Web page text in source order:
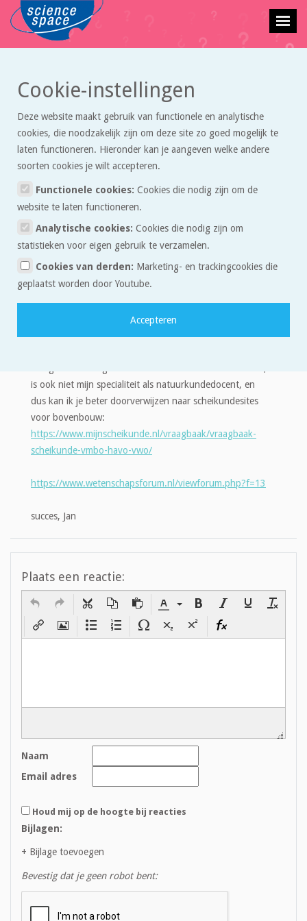
Terug naar vraagbaak overzicht
isomeren
Bhavyastelde deze vraag op 19 oktober 2020 om 15:22.
Beste mevrouw/meneer
Ik snap het verschil niet tussen keten-en plaatsisomeren.
mvg
Reacties:
Jan 20 oktober 2020 om 11:43
Dag Bhavya Rathi,
is ook niet mijn specialiteit als natuurkundedocent, en
dus kan ik je beter doorverwijzen naar scheikundesites
voor bovenbouw:
https://www.mijnscheikunde.nl/vraagbaak/vraagbaak-
scheikunde-vmbo-havo-vwo/
https://www.wetenschapsforum.nl/viewforum.php?f=13
succes, Jan
Plaats een reactie:
Naam
Email adres
Houd mij op de hoogte bij reacties
Bijlagen:
+ Bijlage toevoegen
Bevestig dat je geen robot bent:
Cookie-instellingen
Deze website maakt gebruik van functionele en analytische
cookies, die noodzakelijk zijn om deze site zo goed mogelijk te
laten functioneren. Hieronder kan je aangeven welke andere
soorten cookies je wilt accepteren.
Functionele cookies: Cookies die nodig zijn om de
website te laten functioneren.
Analytische cookies: Cookies die nodig zijn om
statistieken voor eigen gebruik te verzamelen.
Cookies van derden: Marketing- en trackingcookies die
geplaatst worden door Youtube.